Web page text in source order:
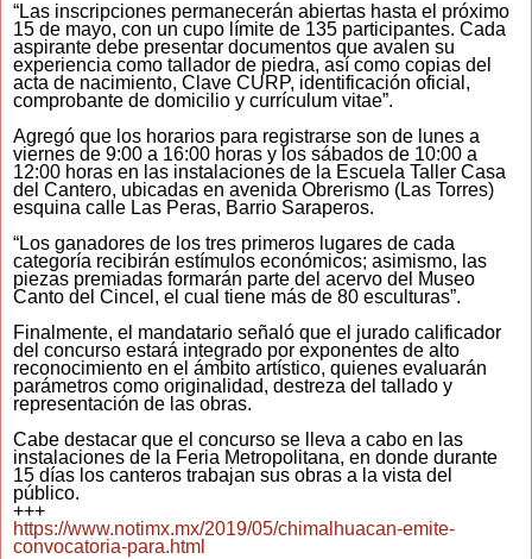
“Las inscripciones permanecerán abiertas hasta el próximo
15 de mayo, con un cupo límite de 135 participantes. Cada
aspirante debe presentar documentos que avalen su
experiencia como tallador de piedra, así como copias del
acta de nacimiento, Clave CURP, identificación oficial,
comprobante de domicilio y currículum vitae”.
Agregó que los horarios para registrarse son de lunes a
viernes de 9:00 a 16:00 horas y los sábados de 10:00 a
12:00 horas en las instalaciones de la Escuela Taller Casa
del Cantero, ubicadas en avenida Obrerismo (Las Torres)
esquina calle Las Peras, Barrio Saraperos.
“Los ganadores de los tres primeros lugares de cada
categoría recibirán estímulos económicos; asimismo, las
piezas premiadas formarán parte del acervo del Museo
Canto del Cincel, el cual tiene más de 80 esculturas”.
Finalmente, el mandatario señaló que el jurado calificador
del concurso estará integrado por exponentes de alto
reconocimiento en el ámbito artístico, quienes evaluarán
parámetros como originalidad, destreza del tallado y
representación de las obras.
Cabe destacar que el concurso se lleva a cabo en las
instalaciones de la Feria Metropolitana, en donde durante
15 días los canteros trabajan sus obras a la vista del
público.
+++
https://www.notimx.mx/2019/05/chimalhuacan-emite-
convocatoria-para.html